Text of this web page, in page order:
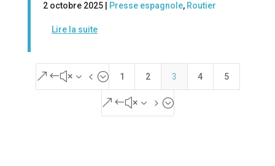
2 octobre 2025 | Presse espagnole, Routier
Lire la suite
&#x34; 1 2 3 4 5
&#x35;